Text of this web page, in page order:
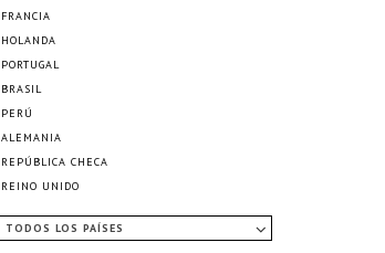
FRANCIA
HOLANDA
PORTUGAL
BRASIL
PERÚ
ALEMANIA
REPÚBLICA CHECA
REINO UNIDO
TODOS LOS PAÍSES